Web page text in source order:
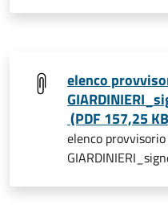
elenco
(PDF 157,25
elenco